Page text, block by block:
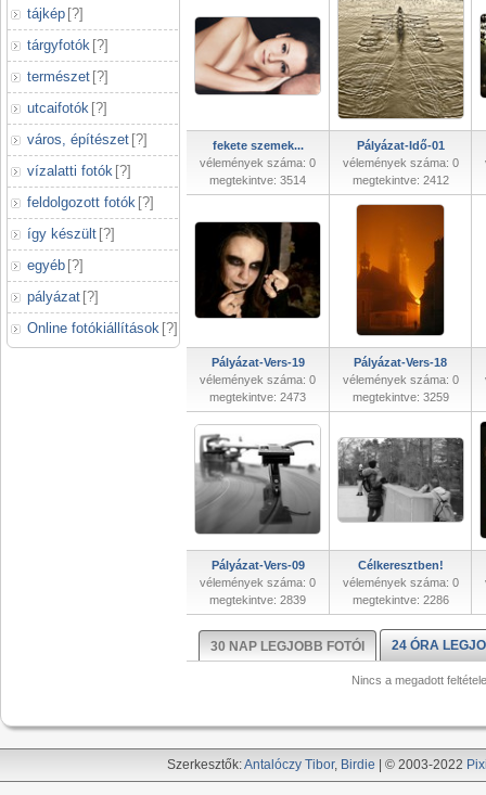
tájkép [?]
tárgyfotók [?]
természet [?]
utcaifotók [?]
város, építészet [?]
vízalatti fotók [?]
feldolgozott fotók [?]
így készült [?]
egyéb [?]
pályázat [?]
Online fotókiállítások [?]
fekete szemek...
vélemények száma: 0
megtekintve: 3514
Pályázat-Idő-01
vélemények száma: 0
megtekintve: 2412
Pályázat-Vers-19
vélemények száma: 0
megtekintve: 2473
Pályázat-Vers-18
vélemények száma: 0
megtekintve: 3259
Pályázat-Vers-09
vélemények száma: 0
megtekintve: 2839
Célkeresztben!
vélemények száma: 0
megtekintve: 2286
30 NAP LEGJOBB FOTÓI 24 ÓRA
Nincs a megadott
Szerkesztők:Antalóczy Tibor, Birdie | © 2003-2022